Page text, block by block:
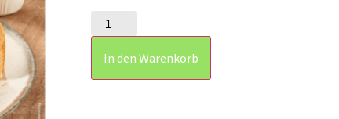
In den Warenkorb